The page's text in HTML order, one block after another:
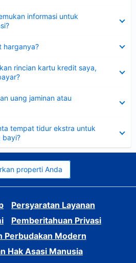
informasi untuk
harganya?
rincian kartu kredit saya,
uang jaminan atau
tempat tidur ekstra untuk
bayi?
properti Anda
Persyaratan Layanan
Pemberitahuan Privasi
Perbudakan Modern
Hak Asasi Manusia